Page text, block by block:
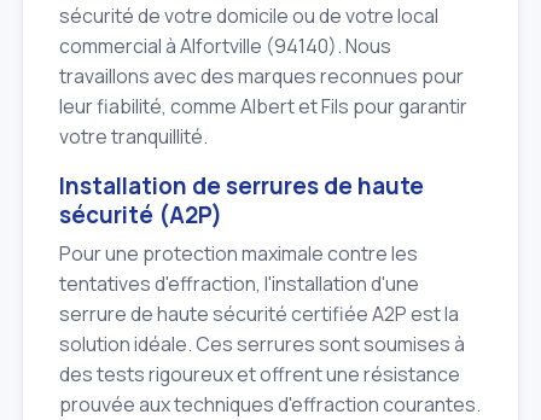
sécurité de votre domicile ou de votre local
commercial à Alfortville (94140). Nous
travaillons avec des marques reconnues pour
leur fiabilité, comme Albert et Fils pour garantir
votre tranquillité.
Installation de serrures de haute
sécurité (A2P)
Pour une protection maximale contre les
tentatives d'effraction, l'installation d'une
serrure de haute sécurité certifiée A2P est la
solution idéale. Ces serrures sont soumises à
des tests rigoureux et offrent une résistance
prouvée aux techniques d'effraction courantes.